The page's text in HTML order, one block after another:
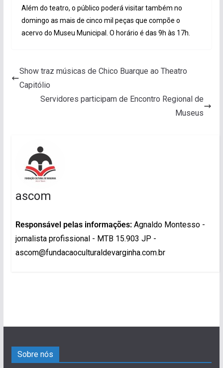
Além do teatro, o público poderá visitar também no
domingo as mais de cinco mil peças que compõe o
acervo do Museu Municipal. O horário é das 9h às 17h.
Show traz músicas de Chico Buarque ao Theatro
Capitólio
Servidores participam de Encontro Regional de
Museus
ascom
Responsável pelas informações:Agnaldo Montesso -
jornalista profissional - MTB 15.903 JP -
ascom@fundacaoculturaldevarginha.com.br
Sobre nós